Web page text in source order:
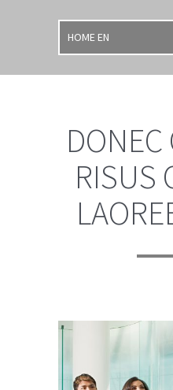
RISUS